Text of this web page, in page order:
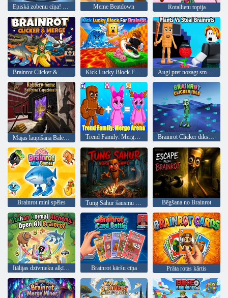
Episkā zobenu cīņa! Cīņa Ragdoll arēnā! Meme Beatdown Rotaļlietu topija
Kick Lucky Block For Brainrot
Trend Family: Merge Arena Brainrot Clicker dīkstāvē
Brainrot mini spēles Tung Sahur šausmu spēle Bēgšana no Brainrot
Itālijas dzīvnieku alķīmija: Open All Brainrot Brainrot kāršu cīņa Prāta rotas kārtis